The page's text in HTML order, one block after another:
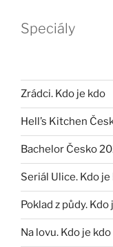
Speciály
Zrádci. Kdo je kdo
Hell’s Kitchen
Bachelor Česko
Seriál Ulice. Kdo je
Poklad z půdy. Kdo
Na lovu. Kdo je kdo